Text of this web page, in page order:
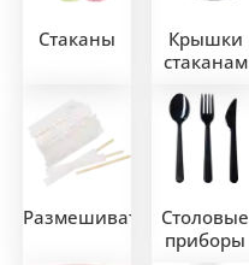
Стаканы
Крышки
стаканам
РазмешивателиСтоловые
приборы